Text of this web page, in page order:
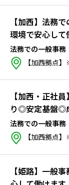
【加西】法務
環境で安心して
法務での一般事務
【加西拠点】※
【加西・正社
り◎安定基盤◎
んか？
法務での一般事務
【加西拠点】※
【姫路】一般